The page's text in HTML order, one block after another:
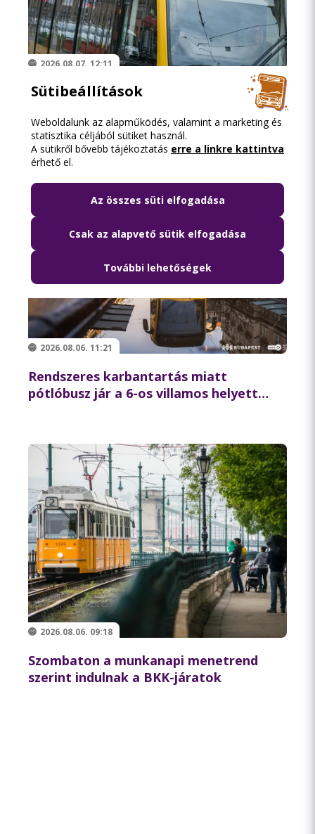
2026.08.07. 12:11
Pótlóbusz jár az 51A villamos helyett két
2026.08.06. 11:21
Rendszeres karbantartás miatt
pótlóbusz jár a 6-os villamos helyett
2026.08.06. 09:18
Szombaton a munkanapi menetrend
szerint indulnak a BKK-járatok
Sütibeállítások
Weboldalunk az alapműködés, valamint a marketing és
statisztika céljából sütiket használ.
A sütikről bővebb tájékoztatás erre a linkre kattintva
érhető el.
Az összes süti elfogadása
Csak az alapvető sütik elfogadása
További lehetőségek